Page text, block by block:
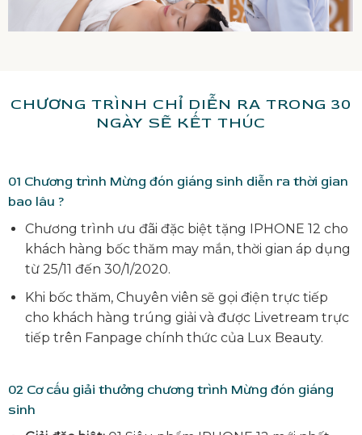
CHƯƠNG TRÌNH CHỈ DIỄN RA TRONG 30
NGÀY SẼ KẾT THÚC
01 Chương trình Mừng đón giáng sinh diễn ra thời gian
bao lâu ?
Chương trình ưu đãi đặc biệt tặng IPHONE 12 cho
khách hàng bốc thăm may mắn, thời gian áp dụng
từ 25/11 đến 30/1/2020.
Khi bốc thăm, Chuyên viên sẽ gọi điện trực tiếp
cho khách hàng trúng giải và được Livetream trực
tiếp trên Fanpage chính thức của Lux Beauty.
02 Cơ cấu giải thưởng chương trình Mừng đón giáng
sinh